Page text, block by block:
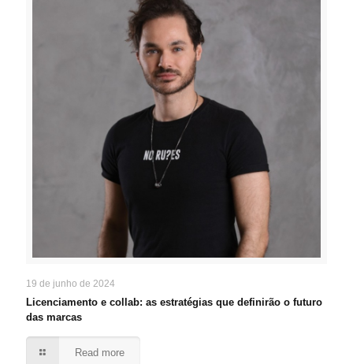
19 de junho de 2024
Licenciamento e collab: as estratégias que definirão o futuro
das marcas
Read more